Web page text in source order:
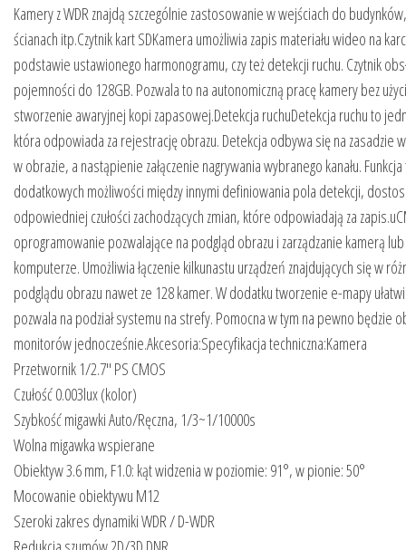
Kamery z WDR znajdą szczególnie zastosowanie w wejściach do
ścianach itp.Czytnik kart SDKamera umożliwia zapis materiału wideo na
podstawie ustawionego harmonogramu, czy też detekcji ruchu. Czytnik
pojemności do 128GB. Pozwala to na autonomiczną pracę kamery bez
stworzenie awaryjnej kopi zapasowej.Detekcja ruchuDetekcja ruchu to
która odpowiada za rejestrację obrazu. Detekcja odbywa się na zasadzie
w obrazie, a nastąpienie załączenie nagrywania wybranego kanału.
dodatkowych możliwości między innymi definiowania pola detekcji,
odpowiedniej czułości zachodzących zmian, które odpowiadają za
oprogramowanie pozwalające na podgląd obrazu i zarządzanie kamerą
komputerze. Umożliwia łączenie kilkunastu urządzeń znajdujących się w
podglądu obrazu nawet ze 128 kamer. W dodatku tworzenie e-mapy
pozwala na podział systemu na strefy. Pomocna w tym na pewno będzie
monitorów jednocześnie.Akcesoria:Specyfikacja techniczna:Kamera
Przetwornik 1/2.7″ PS CMOS
Czułość 0.003lux (kolor)
Szybkość migawki Auto/Ręczna, 1/3~1/10000s
Wolna migawka wspierane
Obiektyw 3.6 mm, F1.0: kąt widzenia w poziomie: 91°, w pionie: 50°
Mocowanie obiektywu M12
Szeroki zakres dynamiki WDR / D-WDR